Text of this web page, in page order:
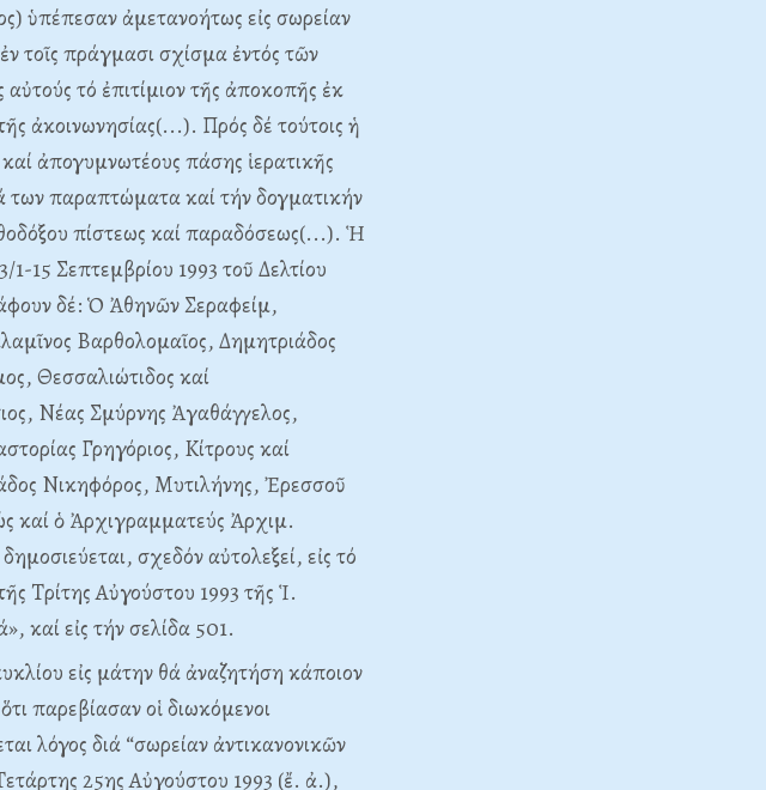
ὑπέπεσαν ἀμετανοήτως εἰς σωρείαν
τοῖς πράγμασι σχίσμα ἐντός τῶν
τό ἐπιτίμιον τῆς ἀποκοπῆς ἐκ
ἀκοινωνησίας(...). Πρός δέ τούτοις ἡ
ἀπογυμνωτέους πάσης ἱερατικῆς
των παραπτώματα καί τήν δογματικήν
πίστεως καί παραδόσεως(...). Ἡ
15 Σεπτεμβρίου 1993 τοῦ Δελτίου
δέ: Ὁ Ἀθηνῶν Σεραφείμ,
Bαρθολομαῖος, Δημητριάδος
Θεσσαλιώτιδος καί
Nέας Σμύρνης Ἀγαθάγγελος,
Γρηγόριος, Kίτρους καί
Nικηφόρος, Mυτιλήνης, Ἐρεσσοῦ
καί ὁ Ἀρχιγραμματεύς Ἀρχιμ.
σχεδόν αὐτολεξεί, εἰς τό
Tρίτης Aὐγούστου 1993 τῆς Ἱ.
καί εἰς τήν σελίδα 501.
εἰς μάτην θά ἀναζητήση κάποιον
παρεβίασαν οἱ διωκόμενοι
λόγος διά “σωρείαν ἀντικανονικῶν
25ης Aὐγούστου 1993 (ἔ. ἀ.),